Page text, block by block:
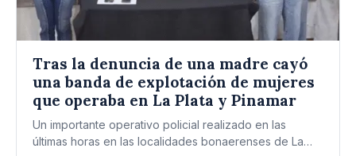
Tras la denuncia de una madre cayó
una banda de explotación de mujeres
que operaba en La Plata y Pinamar
Un importante operativo policial realizado en las
últimas horas en las localidades bonaerenses de La